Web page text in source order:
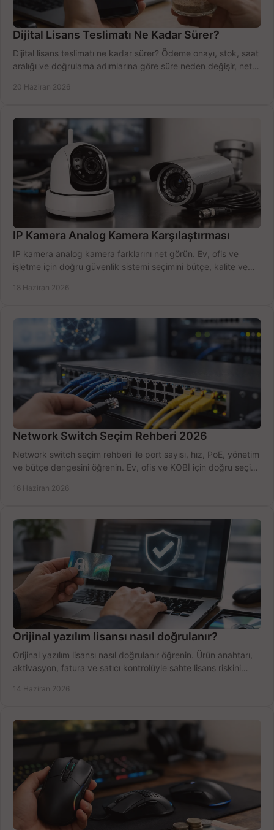
Dijital Lisans Teslimatı Ne Kadar Sürer?
Dijital lisans teslimatı ne kadar sürer? Ödeme onayı, stok, saat
aralığı ve doğrulama adımlarına göre süre neden değişir, net
20 Haziran 2026
IP Kamera Analog Kamera Karşılaştırması
IP kamera analog kamera farklarını net görün. Ev, ofis ve
işletme için doğru güvenlik sistemi seçimini bütçe, kalite ve
18 Haziran 2026
Network Switch Seçim Rehberi 2026
Network switch seçim rehberi ile port sayısı, hız, PoE, yönetim
ve bütçe dengesini öğrenin. Ev, ofis ve KOBİ için doğru seçimi
16 Haziran 2026
Orijinal yazılım lisansı nasıl doğrulanır?
Orijinal yazılım lisansı nasıl doğrulanır öğrenin. Ürün anahtarı,
aktivasyon, fatura ve satıcı kontrolüyle sahte lisans riskini
14 Haziran 2026